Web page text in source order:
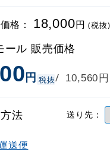
格： 18,000円(税抜)
ール 販売価格
円 税抜/ 10,560円
法 送り先：
送便